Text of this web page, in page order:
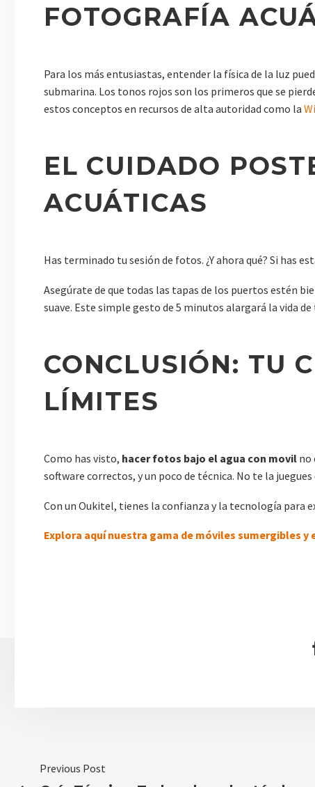
FOTOGRAFÍA
Para los más entusiastas, entender la física de la luz
submarina. Los tonos rojos son los primeros que se
estos conceptos en recursos de alta autoridad como la
EL CUIDADO
ACUÁTICAS
Has terminado tu sesión de fotos. ¿Y ahora qué? Si has
Asegúrate de que todas las tapas de los puertos estén
suave. Este simple gesto de 5 minutos alargará la vida
CONCLUSIÓN: TU
LÍMITES
Como has visto, hacer fotos bajo el agua con movil no
software correctos, y un poco de técnica. No te la
Con un Oukitel, tienes la confianza y la tecnología para
Explora aquí nuestra gama de móviles sumergibles y
Previous Post